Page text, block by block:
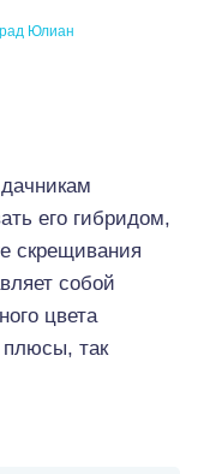
Юлиан
его гибридом,
скрещивания
собой
цвета
плюсы, так